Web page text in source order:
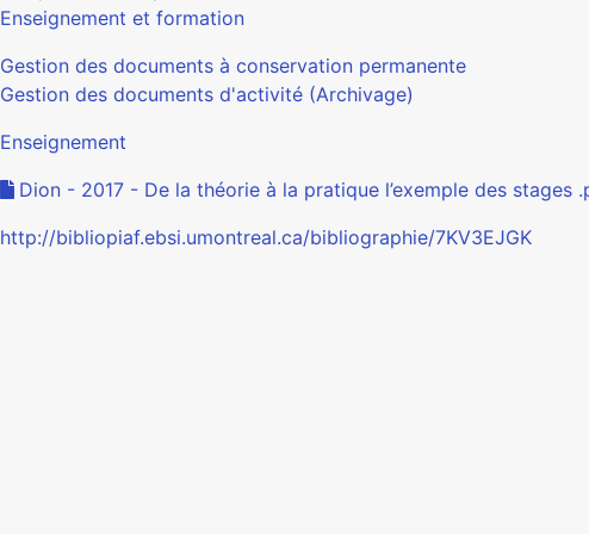
Enseignement et formation
Gestion des documents à conservation permanente
Gestion des documents d'activité (Archivage)
Enseignement
Dion - 2017 - De la théorie à la pratique l’exemple des stages
http://bibliopiaf.ebsi.umontreal.ca/bibliographie/7KV3EJGK